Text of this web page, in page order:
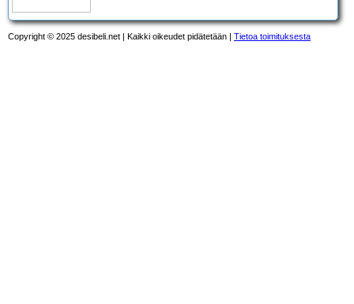
Copyright © 2025 desibeli.net | Kaikki oikeudet pidätetään | Tietoa toimituksesta